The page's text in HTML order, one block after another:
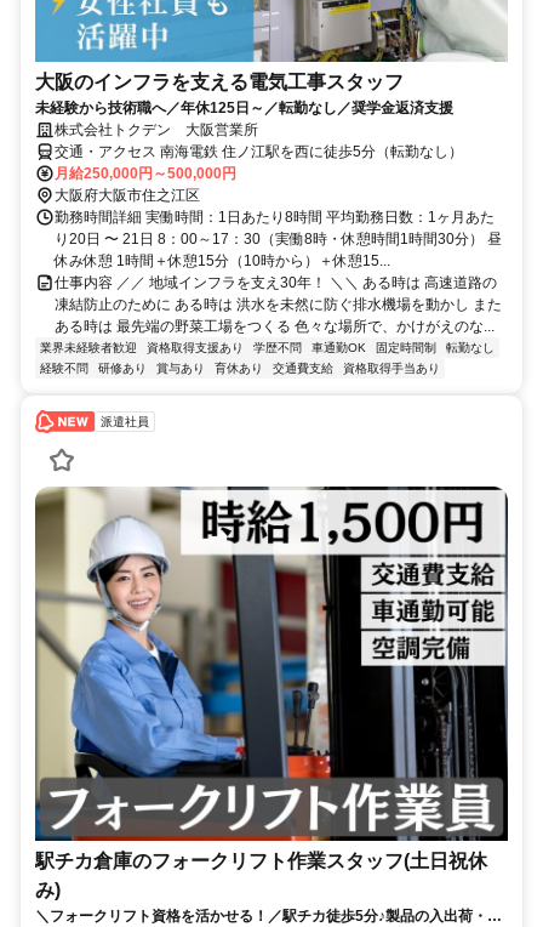
大阪のインフラを支える電気工事スタッフ
未経験から技術職へ／年休125日～／転勤なし／奨学金返済支援
株式会社トクデン 大阪営業所
交通・アクセス 南海電鉄 住ノ江駅を西に徒歩5分（転勤なし）
月給250,000円～500,000円
大阪府大阪市住之江区
勤務時間詳細 実働時間：1日あたり8時間 平均勤務日数：1ヶ月あた
り20日 〜 21日 8：00～17：30（実働8時・休憩時間1時間30分） 昼
休み休憩 1時間＋休憩15分（10時から）＋休憩15...
仕事内容 ／／ 地域インフラを支え30年！ ＼＼ ある時は 高速道路の
凍結防止のために ある時は 洪水を未然に防ぐ排水機場を動かし また
ある時は 最先端の野菜工場をつくる 色々な場所で、かけがえのな...
業界未経験者歓迎 資格取得支援あり 学歴不問 車通勤OK 固定時間制
転勤なし
経験不問
研修あり 賞与あり 育休あり 交通費支給 資格取得手当あり
派遣社員
駅チカ倉庫のフォークリフト作業スタッフ(土日祝休
み)
＼フォークリフト資格を活かせる！／駅チカ徒歩5分♪製品の入出荷・チ